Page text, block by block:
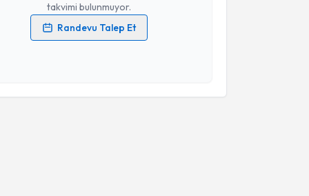
takvimi bulunmuyor.
Randevu Talep Et
verilerimin işlenmesine ilişkinAydınlatma Metni